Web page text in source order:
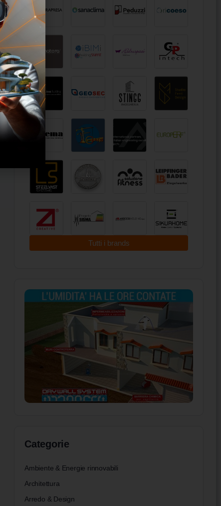
Tutti i brands
Categorie
Ambiente & Energie rinnovabili
Architettura
Arredo & Design